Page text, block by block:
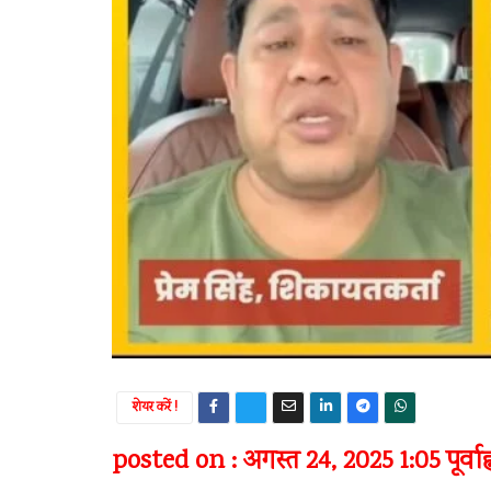
शेयर करें !
posted on : अगस्त 24, 2025 1:05